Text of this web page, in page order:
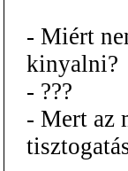
- Miért
kinyalni?
- ???
- Mert az